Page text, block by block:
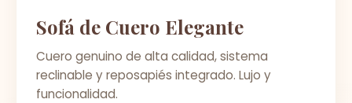
Sofá de Cuero Elegante
Cuero genuino de alta calidad, sistema
reclinable y reposapiés integrado. Lujo y
funcionalidad.